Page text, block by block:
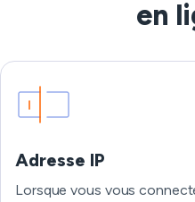
en
Adresse IP
Lorsque vous vous